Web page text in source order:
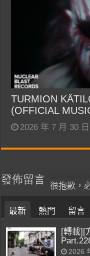
TURMION
(OFFICIAL
2026 年 7 月 30 日
發佈留言
很抱歉，
最新 熱門 留言
[轉載][
2026